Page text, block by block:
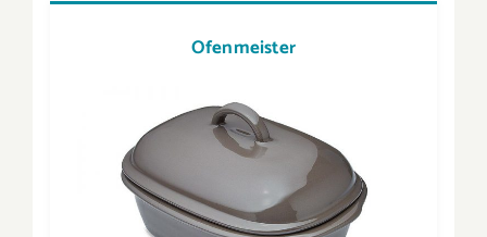
Ofenmeister